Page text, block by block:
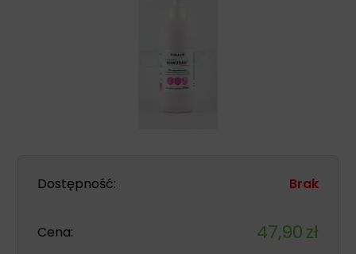
Dostępność: Brak
Cena: 47,90zł